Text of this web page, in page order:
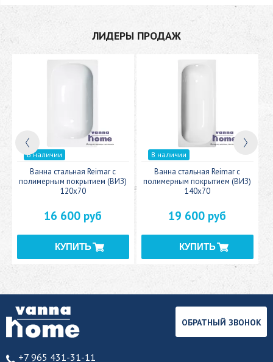
ЛИДЕРЫ ПРОДАЖ
В наличии
Ванна стальная Reimar с
полимерным покрытием (ВИЗ)
120x70
16 600 руб
В наличии
Ванна стальная Reimar с
полимерным покрытием (ВИЗ)
140x70
19 600 руб
+7 965 431-31-11
ОБРАТНЫЙ ЗВОНОК